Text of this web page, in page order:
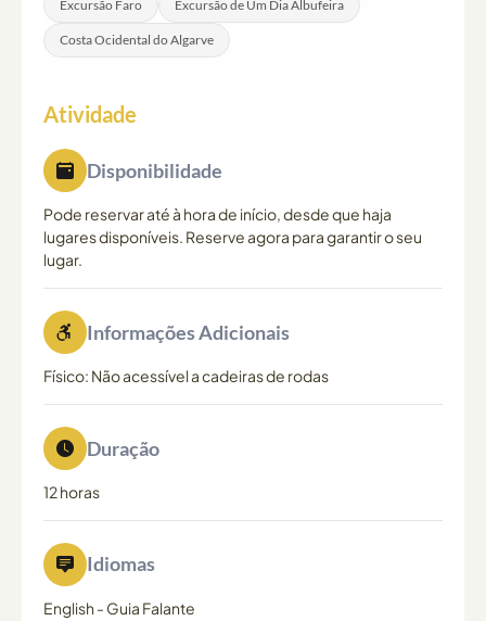
Excursão Faro Excursão de Um Dia Albufeira
Costa Ocidental do Algarve
Atividade
Disponibilidade
Pode reservar até à hora de início, desde que haja
lugares disponíveis. Reserve agora para garantir o seu
lugar.
Informações Adicionais
Físico: Não acessível a cadeiras de rodas
Duração
12 horas
Idiomas
English - Guia Falante